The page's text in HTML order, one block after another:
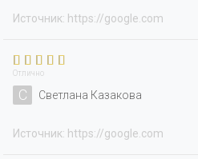
Источник: https://google.com
Отлично
С Светлана Казакова
Источник: https://google.com